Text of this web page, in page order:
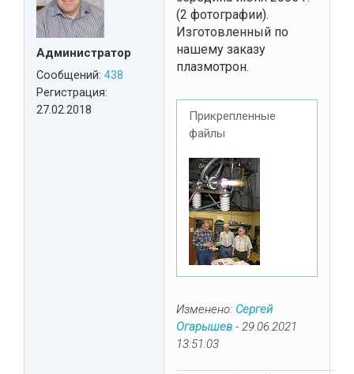
Администратор
Сообщений: 438
Регистрация:
27.02.2018
(2 фотографии).
Изготовленный по
нашему заказу
плазмотрон.
Прикрепленные
файлы
Изменено: Сергей
Огарышев - 29.06.2021
13:51:03